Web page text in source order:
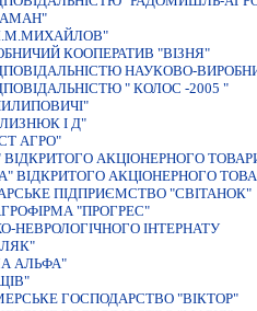
КООПЕРАТИВ "ВIЗНЯ"
НАУКОВО-
" КОЛОС -2005 "
I Д"
АГРО"
АКЦIОНЕРНОГО
ВІДКРИТОГО АКЦІОНЕРНОГО
ПIДПРИЄМСТВО "СВIТАНОК"
"ПРОГРЕС"
НЕВРОЛОГІЧНОГО ІНТЕРНАТУ
АЛЬФА"
ГОСПОДАРСТВО "ВІКТОР"